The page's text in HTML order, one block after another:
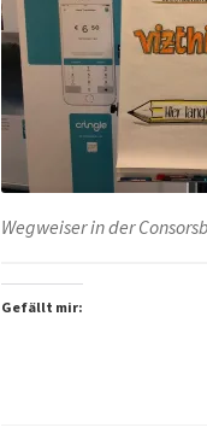
Wegweiser in der
Gefällt mir: